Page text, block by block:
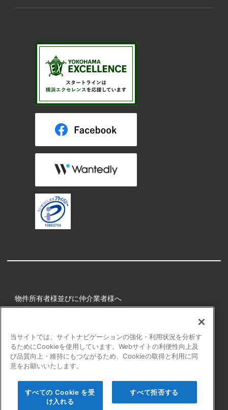
物件所有者様並びに仲介業者様へ
健康経営
プライバシーポリシー
障害者の表記について
よくある質問
当サイトでは、サイトナビゲーションの強化・利用状況を分析す
るためにCookieを使用しています。Webサイトの利便性向上及
び品質向上・維持にもつながるため、Cookieの取得と利用に同
意をお願いいたします。
すべての Cookie を受
け入れる
すべて拒否する